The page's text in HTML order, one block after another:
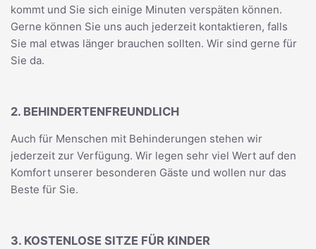
kommt und Sie sich einige Minuten verspäten können.
Gerne können Sie uns auch jederzeit kontaktieren, falls
Sie mal etwas länger brauchen sollten. Wir sind gerne für
Sie da.
2. BEHINDERTENFREUNDLICH
Auch für Menschen mit Behinderungen stehen wir
jederzeit zur Verfügung. Wir legen sehr viel Wert auf den
Komfort unserer besonderen Gäste und wollen nur das
Beste für Sie.
3. KOSTENLOSE SITZE FÜR KINDER